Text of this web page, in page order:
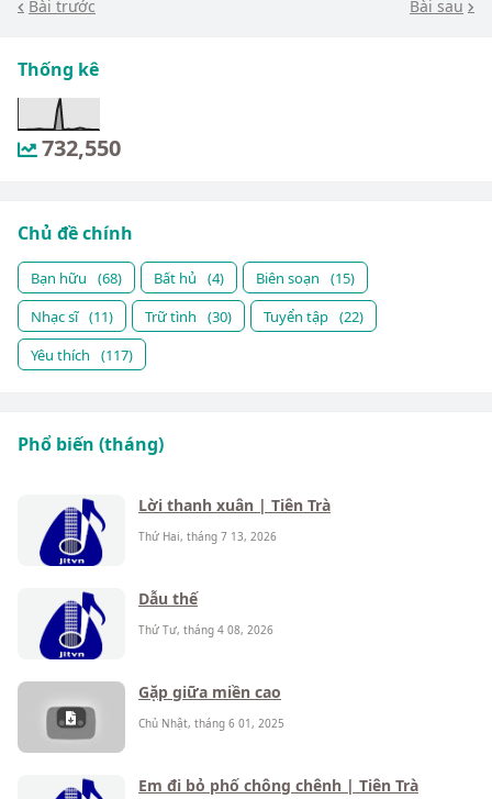
Bài trước Bài sau
Thống kê
732,550
Chủ đề chính
Bạn hữu (68) Bất hủ (4) Biên soạn
(15)
Nhạc sĩ (11) Trữ tình (30) Tuyển tập (22)
Yêu thích
(117)
Phổ biến (tháng)
Lời thanh xuân | Tiên Trà
Thứ Hai, tháng 7 13, 2026
Dẫu thế
Thứ Tư, tháng 4 08, 2026
Gặp giữa miền cao
Chủ Nhật, tháng 6 01, 2025
Em đi bỏ phố chông chênh | Tiên Trà